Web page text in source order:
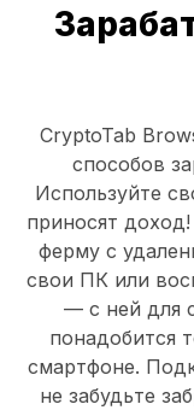
CryptoTab
способов
Используйте
приносят
ферму с
свои ПКили
— с ней для
понадобится
смартфоне.
не забудьте